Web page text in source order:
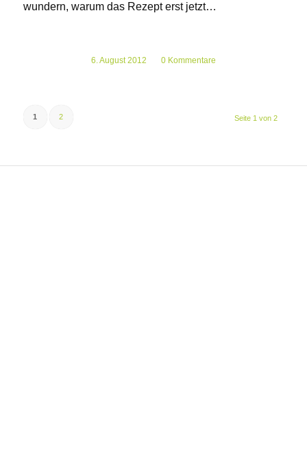
wundern, warum das Rezept erst jetzt…
6. August 2012
/ 0 Kommentare
Seite 1 von 2
1 2